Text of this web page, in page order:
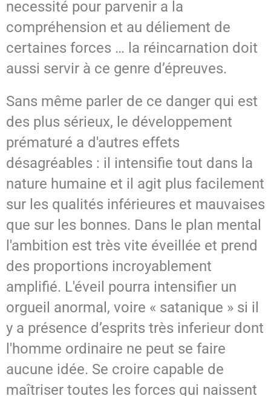
necessité pour parvenir a la
compréhension et au déliement de
certaines forces … la réincarnation doit
aussi servir à ce genre d’épreuves.
Sans même parler de ce danger qui est
des plus sérieux, le développement
prématuré a d'autres effets
désagréables : il intensifie tout dans la
nature humaine et il agit plus facilement
sur les qualités inférieures et mauvaises
que sur les bonnes. Dans le plan mental
l'ambition est très vite éveillée et prend
des proportions incroyablement
amplifié. L'éveil pourra intensifier un
orgueil anormal, voire « satanique » si il
y a présence d’esprits très inferieur dont
l'homme ordinaire ne peut se faire
aucune idée. Se croire capable de
maîtriser toutes les forces qui naissent